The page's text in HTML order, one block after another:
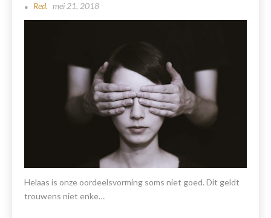
Red. mei 21, 2018
Helaas is onze oordeelsvorming soms niet goed. Dit geldt
trouwens niet enke…